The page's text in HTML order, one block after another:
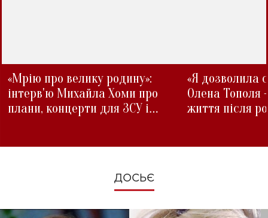
«Мрію про велику родину»:
інтерв'ю Михайла Хоми про
плани, концерти для ЗСУ і
«Я дозволила
Олена Тополя
життя після
ДОСЬЄ